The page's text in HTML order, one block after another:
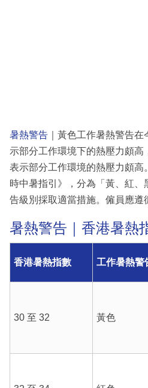
區
暑熱警告 ｜黃色工作暑熱警告
示部分工作環境下的熱壓力頗高
表示部分工作環境的熱壓力頗
時中暑指引》，分為「黃、紅
告級別採取適當措施。僱員應遵
暑熱警告｜香港暑熱
香港暑熱指數 工作暑熱警
30 至 32 黃色